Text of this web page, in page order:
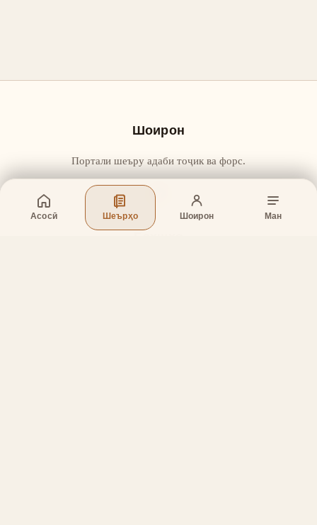
Асосӣ Шеърҳо Шоирон Ман
Шоирон
Портали шеъру адаби тоҷик ва форс.